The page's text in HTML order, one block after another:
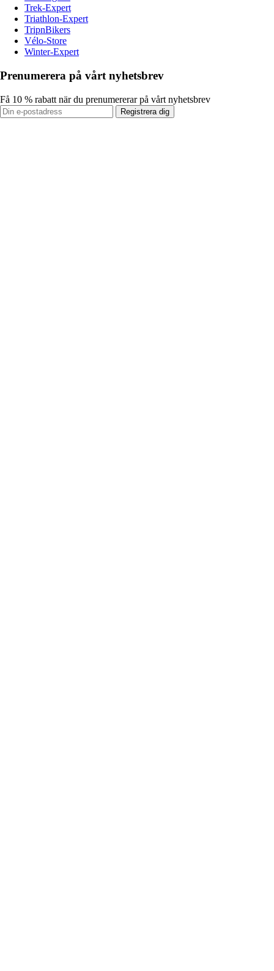
Trek-Expert
Triathlon-Expert
TripnBikers
Vélo-Store
Winter-Expert
Prenumerera på vårt nyhetsbrev
Få 10 % rabatt när du prenumererar på vårt nyhetsbrev
Registrera dig